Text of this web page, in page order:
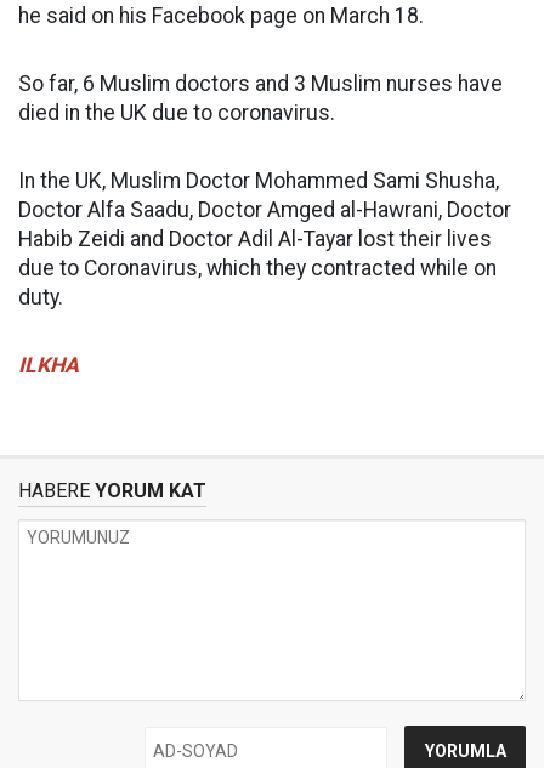
he said on his Facebook page on March 18.
So far, 6 Muslim doctors and 3 Muslim nurses have
died in the UK due to coronavirus.
In the UK, Muslim Doctor Mohammed Sami Shusha,
Doctor Alfa Saadu, Doctor Amged al-Hawrani, Doctor
Habib Zeidi and Doctor Adil Al-Tayar lost their lives
due to Coronavirus, which they contracted while on
duty.
ILKHA
HABERE YORUM KAT